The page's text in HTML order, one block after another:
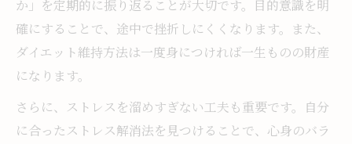
か」を定期的に振り返ることが大切です。目的意識を明
確にすることで、途中で挫折しにくくなります。また、
ダイエット維持方法は一度身につければ一生ものの財産
になります。
さらに、ストレスを溜めすぎない工夫も重要です。自分
に合ったストレス解消法を見つけることで、心身のバラ